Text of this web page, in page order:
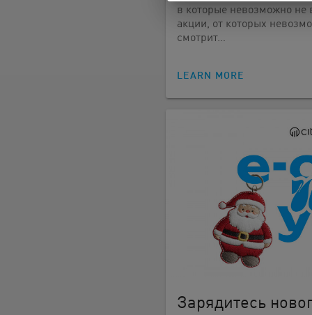
в которые невозможно
акции, от которых
смотрит…
LEARN MORE
Зарядитесь